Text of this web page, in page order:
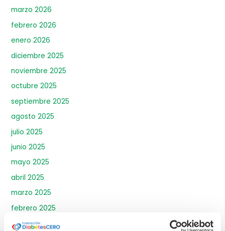
marzo 2026
febrero 2026
enero 2026
diciembre 2025
noviembre 2025
octubre 2025
septiembre 2025
agosto 2025
julio 2025
junio 2025
mayo 2025
abril 2025
marzo 2025
febrero 2025
enero 2025